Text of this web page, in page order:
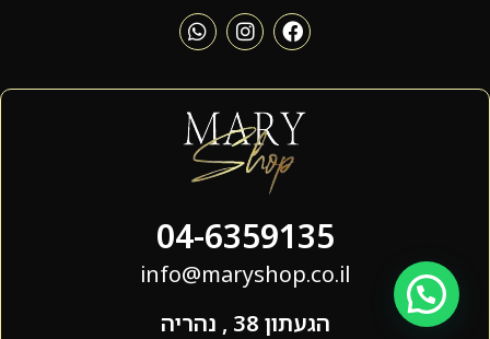
04-6359135
info@maryshop.co.il
הגעתון 38 , נהריה